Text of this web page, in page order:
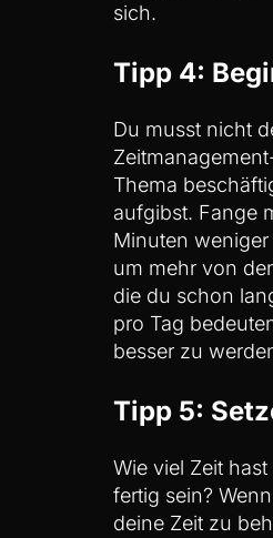
sich.
Tipp 4:
Du musst nicht
Thema
aufgibst. Fange
Minuten
um mehr von
die du schon
pro Tag
besser zu
Tipp 5:
Wie viel Zeit
fertig sein?
deine Zeit zu